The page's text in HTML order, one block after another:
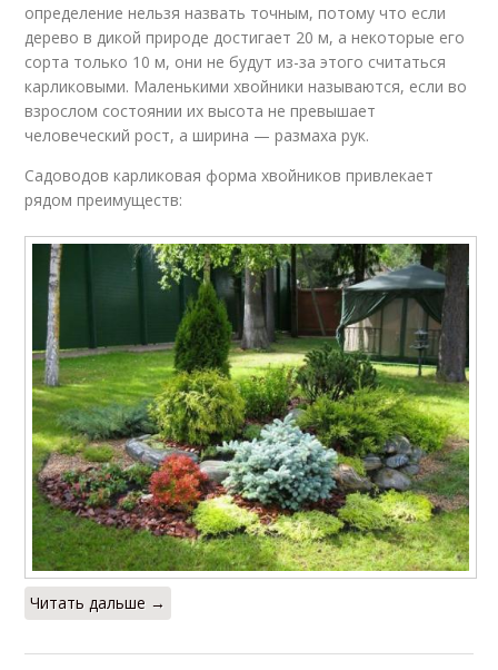
определение нельзя назвать точным, потому что если
дерево в дикой природе достигает 20 м, а некоторые его
сорта только 10 м, они не будут из-за этого считаться
карликовыми. Маленькими хвойники называются, если во
взрослом состоянии их высота не превышает
человеческий рост, а ширина — размаха рук.
Садоводов карликовая форма хвойников привлекает
рядом преимуществ:
Читать дальше →